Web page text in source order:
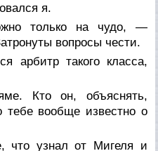
я.
только на чудо, —
вопросы чести.
арбитр такого класса,
Кто он, объяснять,
вообще известно о
что узнал от Мигеля и